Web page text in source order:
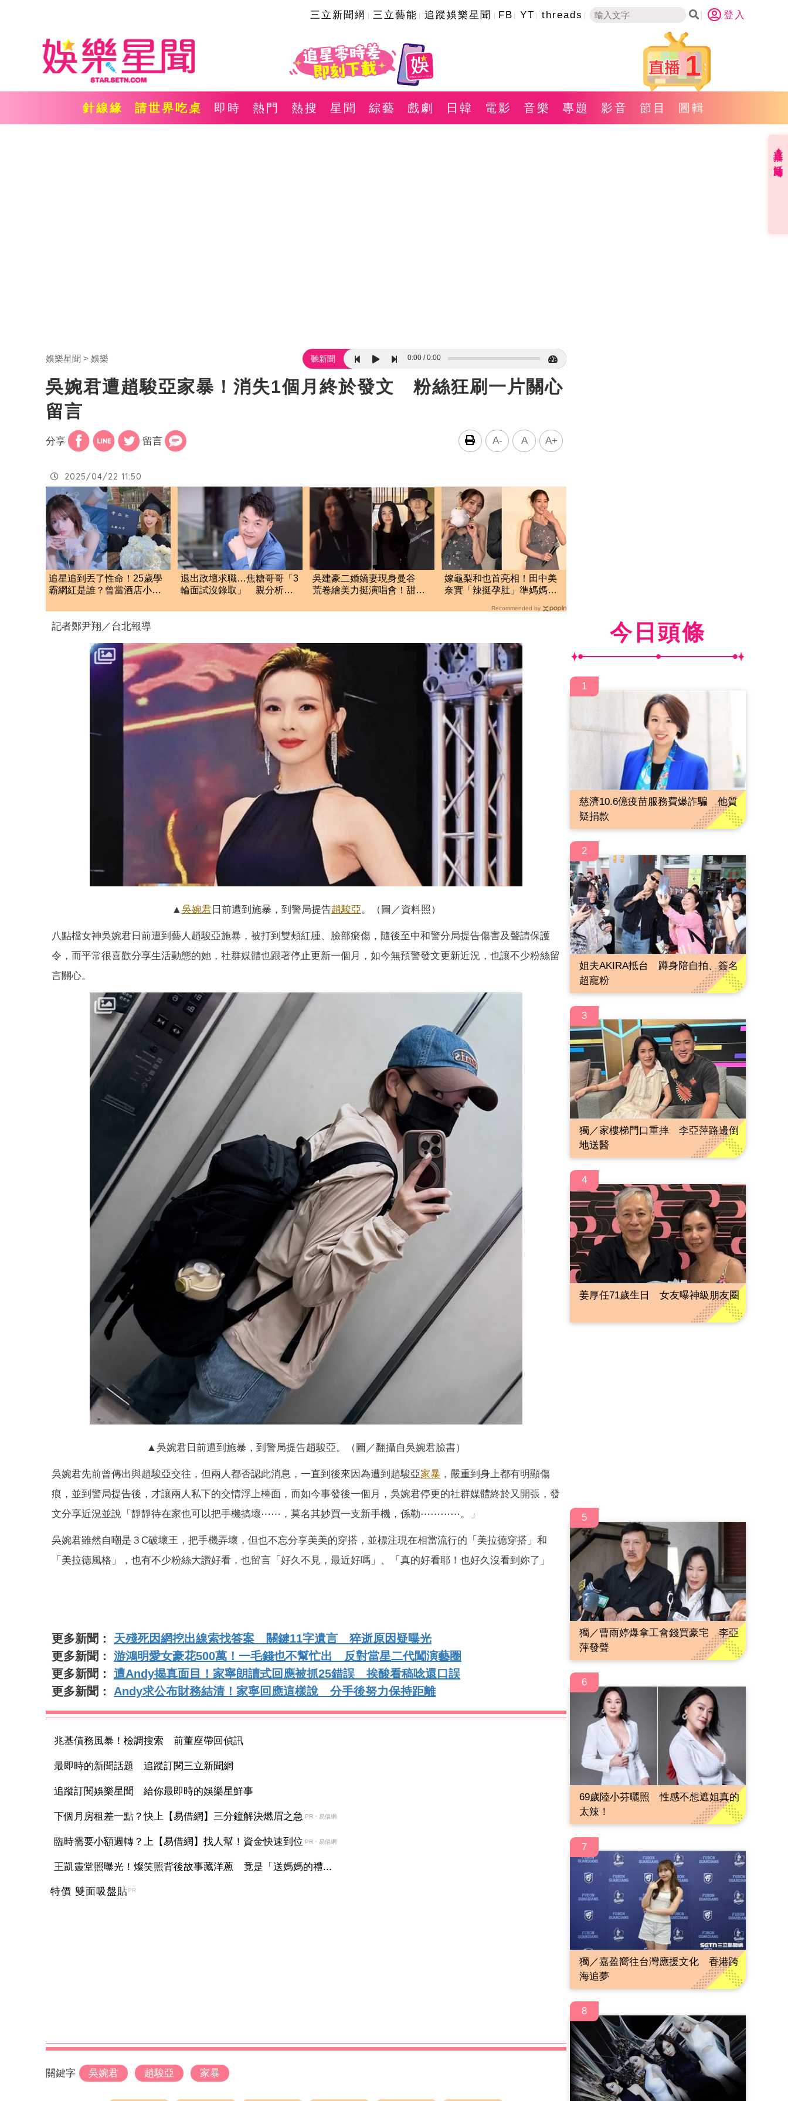
三立新聞網 三立藝能 追蹤娛樂星聞 FB YT threads 登入
1
針線緣 請世界吃桌 即時 熱門 熱搜 星聞 綜藝 戲劇 日韓 電影 音樂 專題 影音 節目 圖輯
娛樂星聞 娛樂 聽新聞 0:00 0:00
吳婉君遭趙駿亞家暴！消失1個月終於發文 粉絲狂刷一片關心
留言
分享 留言 A- A A+
2025/04/22 11:50
追星追到丟了性命！25歲學
霸網紅是誰？曾當酒店小姐
退出政壇求職…焦糖哥哥「3
輪面試沒錄取」 親分析台
吳建豪二婚嬌妻現身曼谷
荒卷繪美力挺演唱會！甜蜜
嫁龜梨和也首亮相！田中美
奈實「辣挺孕肚」準媽媽被
Recommended by
記者鄭尹翔／台北報導
▲吳婉君日前遭到施暴，到警局提告趙駿亞。（圖／資料照）
八點檔女神吳婉君日前遭到藝人趙駿亞施暴，被打到雙頰紅腫、臉部瘀傷，隨後至中和警分局提告傷害及聲請保護
令，而平常很喜歡分享生活動態的她，社群媒體也跟著停止更新一個月，如今無預警發文更新近況，也讓不少粉絲留
言關心。
▲吳婉君日前遭到施暴，到警局提告趙駿亞。（圖／翻攝自吳婉君臉書）
吳婉君先前曾傳出與趙駿亞交往，但兩人都否認此消息，一直到後來因為遭到趙駿亞家暴 ，嚴重到身上都有明顯傷
痕，並到警局提告後，才讓兩人私下的交情浮上檯面，而如今事發後一個月，吳婉君停更的社群媒體終於又開張，發
文分享近況並說「靜靜待在家也可以把手機搞壞⋯⋯，莫名其妙買一支新手機，係勒⋯⋯⋯⋯。」
吳婉君雖然自嘲是３C破壞王，把手機弄壞，但也不忘分享美美的穿搭，並標注現在相當流行的「美拉德穿搭」和
「美拉德風格」，也有不少粉絲大讚好看，也留言「好久不見，最近好嗎」、「真的好看耶！也好久沒看到妳了」
更多新聞： 天殘死因網挖出線索找答案 關鍵11字遺言 猝逝原因疑曝光
更多新聞： 游鴻明愛女豪花500萬！一毛錢也不幫忙出 反對當星二代闖演藝圈
更多新聞： 遭Andy揭真面目！家寧朗讀式回應被抓25錯誤 挨酸看稿唸還口誤
更多新聞： Andy求公布財務結清！家寧回應這樣說 分手後努力保持距離
兆基債務風暴！檢調搜索 前董座帶回偵訊
最即時的新聞話題 追蹤訂閱三立新聞網
追蹤訂閱娛樂星聞 給你最即時的娛樂星鮮事
下個月房租差一點？快上【易借網】三分鐘解決燃眉之急 PR・易借網
臨時需要小額週轉？上【易借網】找人幫！資金快速到位 PR・易借網
王凱靈堂照曝光！燦笑照背後故事藏洋蔥 竟是「送媽媽的禮...
特價 雙面吸盤貼 PR
關鍵字 吳婉君 趙駿亞 家暴
今日頭條
1
慈濟10.6億疫苗服務費爆詐騙 他質
疑捐款
2
姐夫AKIRA抵台 蹲身陪自拍、簽名
超寵粉
3
獨／家樓梯門口重摔 李亞萍路邊倒
地送醫
4
姜厚任71歲生日 女友曝神級朋友圈
5
獨／曹雨婷爆拿工會錢買豪宅 李亞
萍發聲
6
69歲陸小芬曬照 性感不想遮姐真的
太辣！
7
獨／嘉盈嚮往台灣應援文化 香港跨
海追夢
8
直播✦活動